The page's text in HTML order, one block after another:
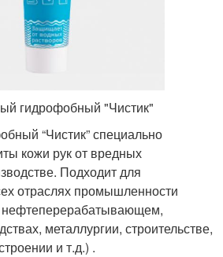
гидрофобный "Чистик"
“Чистик” специально
кожи рук от вредных
Подходит для
отраслях промышленности
металлургии, строительстве,
и т.д.) .